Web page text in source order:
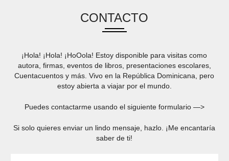
CONTACTO
¡Hola! ¡Hola! ¡HoOola! Estoy disponible para visitas como
autora, firmas, eventos de libros, presentaciones escolares,
Cuentacuentos y más. Vivo en la República Dominicana, pero
estoy abierta a viajar por el mundo.
Puedes contactarme usando el siguiente formulario —>
Si solo quieres enviar un lindo mensaje, hazlo. ¡Me encantaría
saber de ti!